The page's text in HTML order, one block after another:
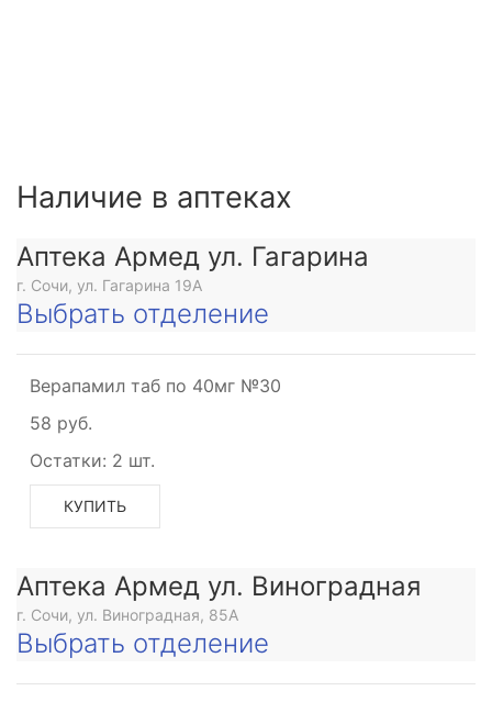
Наличие в аптеках
Аптека Армед ул. Гагарина
г. Сочи, ул. Гагарина 19А
Выбрать отделение
Верапамил таб по 40мг №30
58 руб.
Остатки: 2 шт.
КУПИТЬ
Аптека Армед ул. Виноградная
г. Сочи, ул. Виноградная, 85А
Выбрать отделение